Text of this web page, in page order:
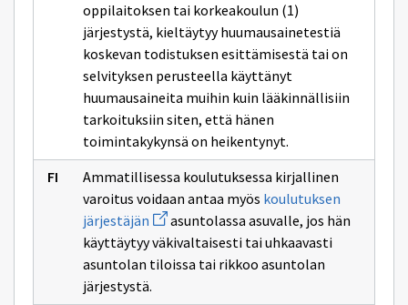
oppilaitoksen tai korkeakoulun (1)
järjestystä, kieltäytyy huumausainetestiä
koskevan todistuksen esittämisestä tai on
selvityksen perusteella käyttänyt
huumausaineita muihin kuin lääkinnällisiin
tarkoituksiin siten, että hänen
toimintakykynsä on heikentynyt.
Ammatillisessa koulutuksessa kirjallinen
varoitus voidaan antaa myös koulutuksen
järjestäjän Avaa
uuden
ikkunan
sivulle
koulutuksen
järjestäjän
asuntolassa asuvalle, jos hän
käyttäytyy väkivaltaisesti tai uhkaavasti
asuntolan tiloissa tai rikkoo asuntolan
järjestystä.